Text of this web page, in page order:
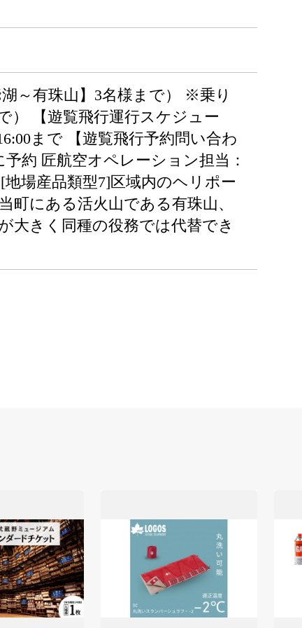
～有珠山】3名様まで） ※乗り
） 【遊覧飛行運行スケジュー
まで 【遊覧飛行予約問い合わ
約 匠航空オペレーション担当：
地場産品類型7]区域内のヘリポー
町にある活火山である有珠山、
大きく同種の役務では代替でき